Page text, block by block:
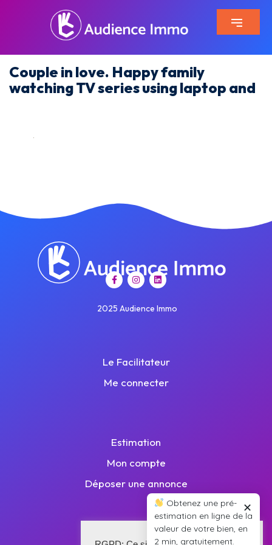
Couple in love. Happy family
watching TV series using laptop and
2025 Audience Immo
Le Facilitateur
Me connecter
Estimation
Mon compte
Déposer une annonce
Obtenez une pré-
estimation en ligne de la
valeur de votre bien, en
2 min, gratuitement.
✕